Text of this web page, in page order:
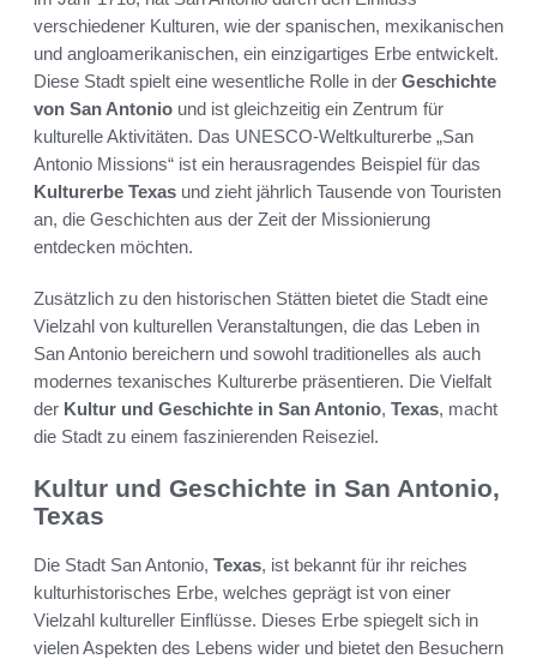
verschiedener Kulturen, wie der spanischen, mexikanischen
und angloamerikanischen, ein einzigartiges Erbe entwickelt.
Diese Stadt spielt eine wesentliche Rolle in der Geschichte
von San Antonio und ist gleichzeitig ein Zentrum für
kulturelle Aktivitäten. Das UNESCO-Weltkulturerbe „San
Antonio Missions“ ist ein herausragendes Beispiel für das
Kulturerbe Texas und zieht jährlich Tausende von Touristen
an, die Geschichten aus der Zeit der Missionierung
entdecken möchten.
Zusätzlich zu den historischen Stätten bietet die Stadt eine
Vielzahl von kulturellen Veranstaltungen, die das Leben in
San Antonio bereichern und sowohl traditionelles als auch
modernes texanisches Kulturerbe präsentieren. Die Vielfalt
der Kultur und Geschichte in San Antonio, Texas, macht
die Stadt zu einem faszinierenden Reiseziel.
Kultur und Geschichte in San Antonio,
Texas
Die Stadt San Antonio, Texas, ist bekannt für ihr reiches
kulturhistorisches Erbe, welches geprägt ist von einer
Vielzahl kultureller Einflüsse. Dieses Erbe spiegelt sich in
vielen Aspekten des Lebens wider und bietet den Besuchern